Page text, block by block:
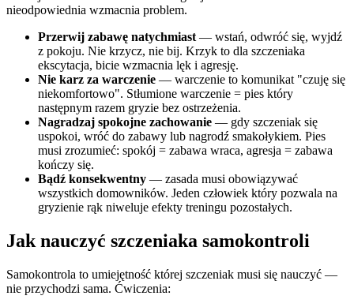
nieodpowiednia wzmacnia problem.
Przerwij zabawę natychmiast — wstań, odwróć się, wyjdź
z pokoju. Nie krzycz, nie bij. Krzyk to dla szczeniaka
ekscytacja, bicie wzmacnia lęk i agresję.
Nie karz za warczenie — warczenie to komunikat "czuję się
niekomfortowo". Stłumione warczenie = pies który
następnym razem gryzie bez ostrzeżenia.
Nagradzaj spokojne zachowanie — gdy szczeniak się
uspokoi, wróć do zabawy lub nagrodź smakołykiem. Pies
musi zrozumieć: spokój = zabawa wraca, agresja = zabawa
kończy się.
Bądź konsekwentny — zasada musi obowiązywać
wszystkich domowników. Jeden człowiek który pozwala na
gryzienie rąk niweluje efekty treningu pozostałych.
Jak nauczyć szczeniaka samokontroli
Samokontrola to umiejętność której szczeniak musi się nauczyć —
nie przychodzi sama. Ćwiczenia: